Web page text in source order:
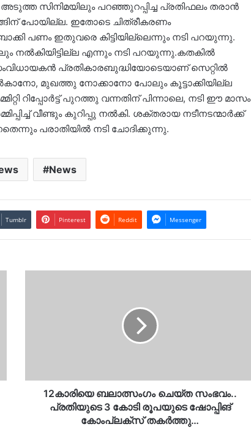
സിനിമയിലും പറഞ്ഞുറപ്പിച്ച പ്രതിഫലം തരാന്‍
പോയില്ല. ഇതോടെ ചിത്രീകരണം
പണം ഇതുവരെ കിട്ടിയില്ലെന്നും നടി പറയുന്നു.
നല്‍കിയിട്ടില്ല എന്നും നടി പറയുന്നു.കതകില്‍
പ്രതികാരബുദ്ധിയോടെയാണ് സെറ്റില്‍
മുഖത്തു നോക്കാനോ പോലും കൂട്ടാക്കിയില്ല
റിപ്പോര്‍ട്ട് പുറത്തു വന്നതിന് പിന്നാലെ, നടി ഈ മാസം
വീണ്ടും കുറിപ്പു നല്‍കി. ശക്തരായ നടീനടന്മാര്‍ക്ക്
പരാതിയില്‍ നടി ചോദിക്കുന്നു.
News
Tumblr Pinterest Reddit Messenger
ഷോപ്പിങ്
കോംപ്ലക്സ്
തകർത്തു…
12കാരിയെ ബലാത്സംഗം ചെയ്ത സംഭവം..
പ്രതിയുടെ 3 കോടി രൂപയുടെ ഷോപ്പിങ്
കോംപ്ലക്സ് തകർത്തു…